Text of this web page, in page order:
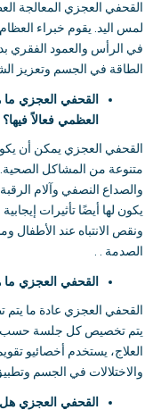
القحفي العجزي المعالجة
لمس اليد
يقوم خبراء
في الرأس والعمود الفقري
الطاقة في الجسم وتعزيز
القحفي العجزي ما
العظمي فعالاً فيها؟
القحفي العجزي يمكن أن
متنوعة من المشاكل الصحية
والصداع النصفي وآلام
يكون لها أيضًا تأثيرات
ونقص الانتباه عند
الصدمة
القحفي العجزي
القحفي العجزي عادة ما
يتم تخصيص كل جلسة حسب
العلاج، يستخدم أخصائيو
والاختلالات في الجسم
القحفي العجزي